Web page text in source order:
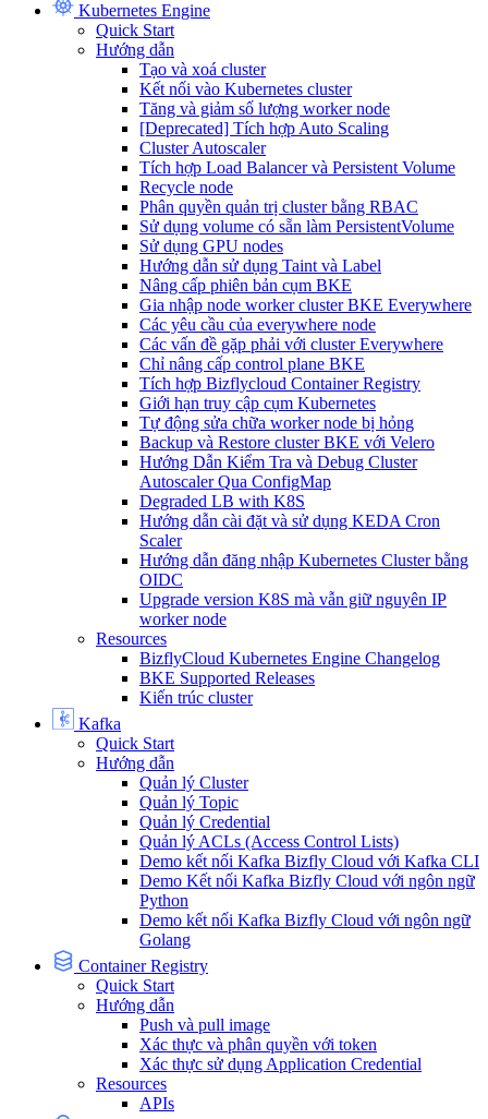
Kubernetes Engine
Quick Start
Hướng dẫn
Tạo và xoá cluster
Kết nối vào Kubernetes cluster
Tăng và giảm số lượng worker node
[Deprecated] Tích hợp Auto Scaling
Cluster Autoscaler
Tích hợp Load Balancer và Persistent Volume
Recycle node
Phân quyền quản trị cluster bằng RBAC
Sử dụng volume có sẵn làm PersistentVolume
Sử dụng GPU nodes
Hướng dẫn sử dụng Taint và Label
Nâng cấp phiên bản cụm BKE
Gia nhập node worker cluster BKE Everywhere
Các yêu cầu của everywhere node
Các vấn đề gặp phải với cluster Everywhere
Chỉ nâng cấp control plane BKE
Tích hợp Bizflycloud Container Registry
Giới hạn truy cập cụm Kubernetes
Tự động sửa chữa worker node bị hỏng
Backup và Restore cluster BKE với Velero
Hướng Dẫn Kiểm Tra và Debug Cluster
Autoscaler Qua ConfigMap
Degraded LB with K8S
Hướng dẫn cài đặt và sử dụng KEDA Cron
Scaler
Hướng dẫn đăng nhập Kubernetes Cluster bằng
OIDC
Upgrade version K8S mà vẫn giữ nguyên IP
worker node
Resources
BizflyCloud Kubernetes Engine Changelog
BKE Supported Releases
Kiến trúc cluster
Kafka
Quick Start
Hướng dẫn
Quản lý Cluster
Quản lý Topic
Quản lý Credential
Quản lý ACLs (Access Control Lists)
Demo kết nối Kafka Bizfly Cloud với Kafka CLI
Demo Kết nối Kafka Bizfly Cloud với ngôn ngữ
Python
Demo kết nối Kafka Bizfly Cloud với ngôn ngữ
Golang
Container Registry
Quick Start
Hướng dẫn
Push và pull image
Xác thực và phân quyền với token
Xác thực sử dụng Application Credential
Resources
APIs